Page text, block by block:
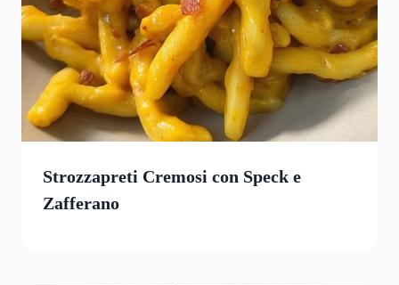
Strozzapreti Cremosi con Speck e
Zafferano